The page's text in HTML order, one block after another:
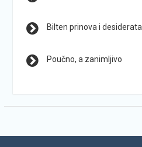
Bilten prinova i desiderata
Poučno, a zanimljivo